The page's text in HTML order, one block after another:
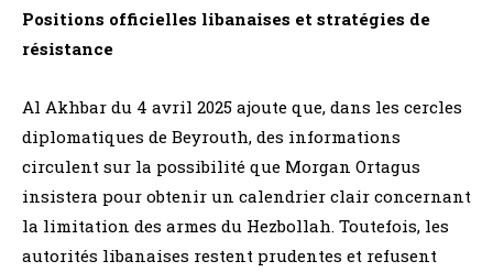
Positions officielles libanaises et stratégies de
résistance
Al Akhbar du 4 avril 2025 ajoute que, dans les cercles
diplomatiques de Beyrouth, des informations
circulent sur la possibilité que Morgan Ortagus
insistera pour obtenir un calendrier clair concernant
la limitation des armes du Hezbollah. Toutefois, les
autorités libanaises restent prudentes et refusent